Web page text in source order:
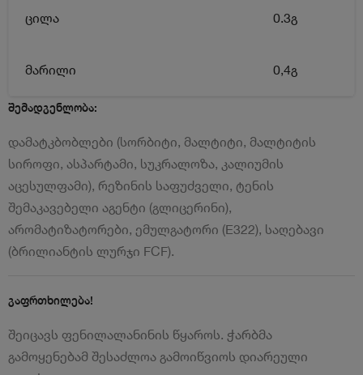
ცილა 0.3გ
მარილი 0,4გ
შემადგენლობა:
დამატკბობლები (სორბიტი, მალტიტი, მალტიტის
სიროფი, ასპარტამი, სუკრალოზა, კალიუმის
აცესულფამი), რეზინის საფუძველი, ტენის
შემაკავებელი აგენტი (გლიცერინი),
არომატიზატორები, ემულგატორი (Е322), საღებავი
(ბრილიანტის ლურჯი FCF).
გაფრთხილება!
შეიცავს ფენილალანინის წყაროს. ჭარბმა
გამოყენებამ შესაძლოა გამოიწვიოს დიარეული